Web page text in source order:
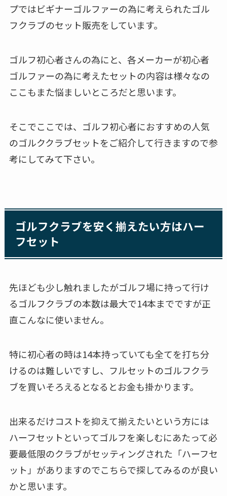
プではビギナーゴルファーの為に考えられたゴル
フクラブのセット販売をしています。
ゴルフ初心者さんの為にと、各メーカーが初心者
ゴルファーの為に考えたセットの内容は様々なの
ここもまた悩ましいところだと思います。
そこでここでは、ゴルフ初心者におすすめの人気
のゴルククラブセットをご紹介して行きますので参
考にしてみて下さい。
ゴルフクラブを安く揃えたい方はハー
フセット
先ほども少し触れましたがゴルフ場に持って行け
るゴルフクラブの本数は最大で14本までですが正
直こんなに使いません。
特に初心者の時は14本持っていても全てを打ち分
けるのは難しいですし、フルセットのゴルフクラ
ブを買いそろえるとなるとお金も掛かります。
出来るだけコストを抑えて揃えたいという方には
ハーフセットといってゴルフを楽しむにあたって必
要最低限のクラブがセッティングされた「ハーフセ
ット」がありますのでこちらで探してみるのが良い
かと思います。